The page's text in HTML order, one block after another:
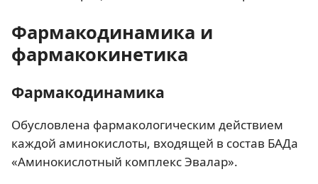
Фармакодинамика и
фармакокинетика
Фармакодинамика
Обусловлена фармакологическим действием
каждой аминокислоты, входящей в состав БАДа
«Аминокислотный комплекс Эвалар».